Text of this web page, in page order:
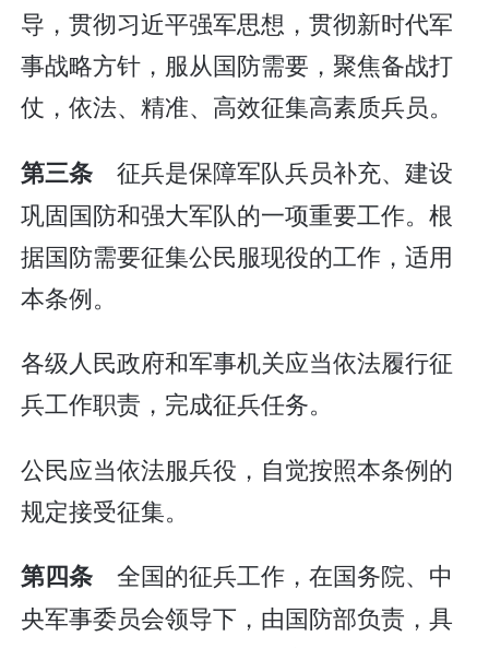
导，贯彻习近平强军思想，贯彻新时代军
事战略方针，服从国防需要，聚焦备战打
仗，依法、精准、高效征集高素质兵员。
第三条 征兵是保障军队兵员补充、建设
巩固国防和强大军队的一项重要工作。根
据国防需要征集公民服现役的工作，适用
本条例。
各级人民政府和军事机关应当依法履行征
兵工作职责，完成征兵任务。
公民应当依法服兵役，自觉按照本条例的
规定接受征集。
第四条 全国的征兵工作，在国务院、中
央军事委员会领导下，由国防部负责，具